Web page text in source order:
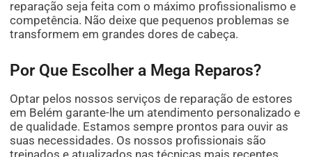
reparação seja feita com o máximo profissionalismo e
competência. Não deixe que pequenos problemas se
transformem em grandes dores de cabeça.
Por Que Escolher a Mega Reparos?
Optar pelos nossos serviços de reparação de estores
em Belém garante-lhe um atendimento personalizado e
de qualidade. Estamos sempre prontos para ouvir as
suas necessidades. Os nossos profissionais são